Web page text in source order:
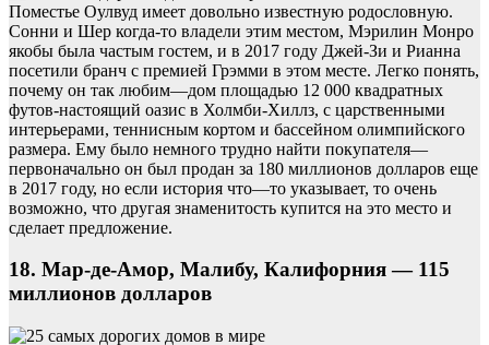
Поместье Оулвуд имеет довольно известную родословную.
Сонни и Шер когда-то владели этим местом, Мэрилин Монро
якобы была частым гостем, и в 2017 году Джей-Зи и Рианна
посетили бранч с премией Грэмми в этом месте. Легко понять,
почему он так любим—дом площадью 12 000 квадратных
футов-настоящий оазис в Холмби-Хиллз, с царственными
интерьерами, теннисным кортом и бассейном олимпийского
размера. Ему было немного трудно найти покупателя—
первоначально он был продан за 180 миллионов долларов еще
в 2017 году, но если история что—то указывает, то очень
возможно, что другая знаменитость купится на это место и
сделает предложение.
18. Мар-де-Амор, Малибу, Калифорния — 115
миллионов долларов